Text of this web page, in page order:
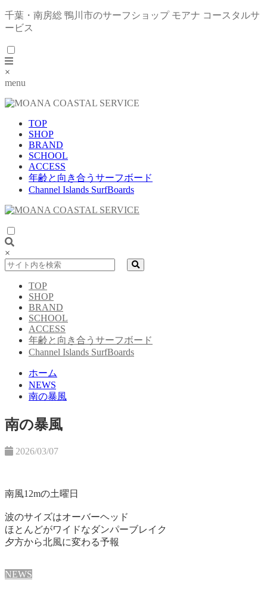
千葉・南房総 鴨川市のサーフショップ モアナ コースタルサ
ービス
×
menu
TOP
SHOP
BRAND
SCHOOL
ACCESS
年齢と向き合うサーフボード
Channel Islands SurfBoards
×
TOP
SHOP
BRAND
SCHOOL
ACCESS
年齢と向き合うサーフボード
Channel Islands SurfBoards
ホーム
NEWS
南の暴風
南の暴風
2026/03/07
南風12mの土曜日
波のサイズはオーバーヘッド
ほとんどがワイドなダンパーブレイク
夕方から北風に変わる予報
NEWS